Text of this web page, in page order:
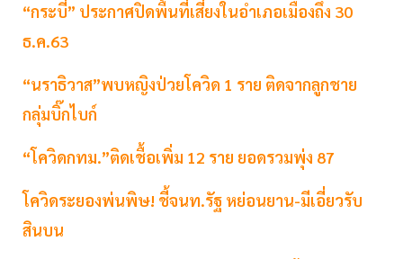
“กระบี่” ประกาศปิดพื้นที่เสี่ยงในอำเภอเมืองถึง 30
ธ.ค.63
“นราธิวาส”พบหญิงป่วยโควิด 1 ราย ติดจากลูกชาย
กลุ่มบิ๊กไบก์
“โควิดกทม.”ติดเชื้อเพิ่ม 12 ราย ยอดรวมพุ่ง 87
โควิดระยองพ่นพิษ! ชี้จนท.รัฐ หย่อนยาน-มีเอี่ยวรับ
สินบน